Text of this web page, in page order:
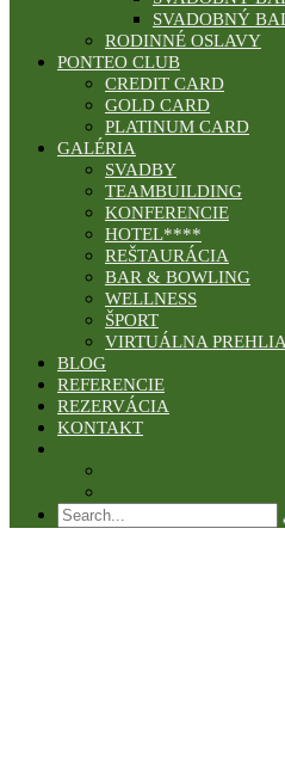
SVADOBNÝ
RODINNÉ OSLAVY
PONTEO CLUB
CREDIT CARD
GOLD CARD
PLATINUM CARD
GALÉRIA
SVADBY
TEAMBUILDING
KONFERENCIE
HOTEL****
REŠTAURÁCIA
BAR & BOWLING
WELLNESS
ŠPORT
VIRTUÁLNA
BLOG
REFERENCIE
REZERVÁCIA
KONTAKT